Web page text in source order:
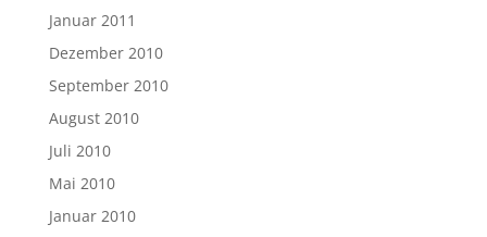
Januar 2011
Dezember 2010
September 2010
August 2010
Juli 2010
Mai 2010
Januar 2010